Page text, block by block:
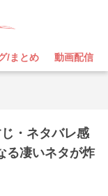
/まとめ 動画配信
・ネタバレ感
る凄いネタが炸